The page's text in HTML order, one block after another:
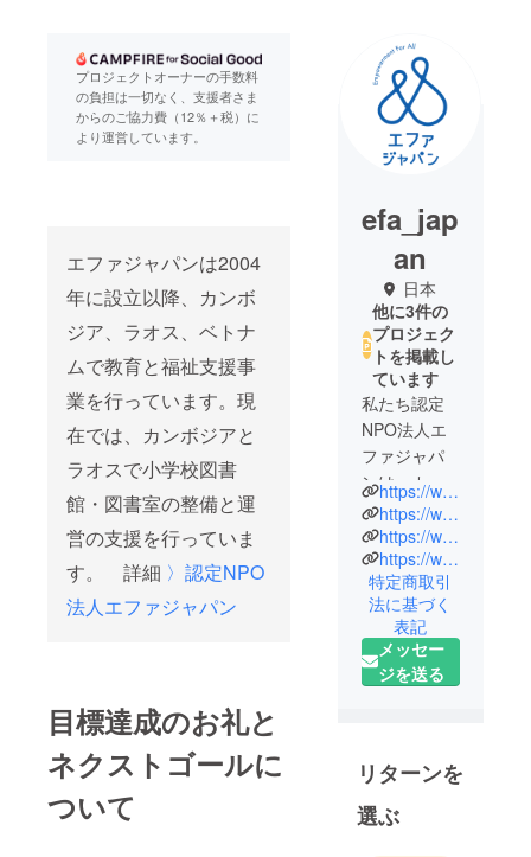
プロジェクトオーナーの手数料
の負担は一切なく、支援者さま
からのご協力費（12％＋税）に
より運営しています。
エファジャパンは2004
年に設立以降、カンボ
ジア、ラオス、ベトナ
ムで教育と福祉支援事
業を行っています。現
在では、カンボジアと
ラオスで小学校図書
館・図書室の整備と運
営の支援を行っていま
す。 詳細 〉認定NPO
法人エファジャパン
目標達成のお礼と
ネクストゴールに
ついて
efa_jap
an
日本
他に3件の
プロジェク
トを掲載し
ています
私たち認定
NPO法人エ
ファジャパ
ンは、カン
ボジア・ラ
オス・ベト
ナムの主に
「農村部」
や「山岳
部」など、
アクセスが
困難で、行
支援も届き
おいて、教
https://www.efa-japan.org/
https://www.facebook.com/efajapan.org
https://www.instagram.com/efajapan/
https://www.youtube.com/watch?v=h1FzegJWpFE
特定商取引
法に基づく
表記
メッセー
ジを送る
リターンを
選ぶ